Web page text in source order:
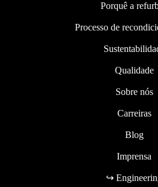
Porquê a
Processo de
Qualidade
Sobre nós
Carreiras
Blog
Imprensa
↪